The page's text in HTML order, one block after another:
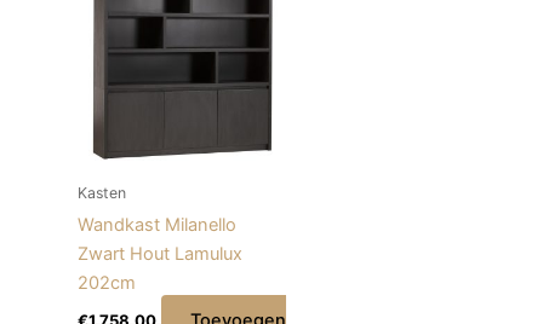
Kasten
Wandkast Milanello
Zwart Hout Lamulux
202cm